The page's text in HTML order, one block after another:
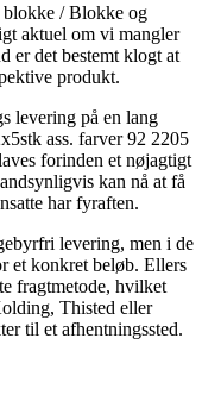
blokke / Blokke og
aktuel om vi mangler
er det bestemt klogt at
produkt.
levering på en lang
ass. farver 92 2205
forinden et nøjagtigt
kan nå at få
har fyraften.
levering, men i de
et konkret beløb. Ellers
fragtmetode, hvilket
Thisted eller
til et afhentningssted.